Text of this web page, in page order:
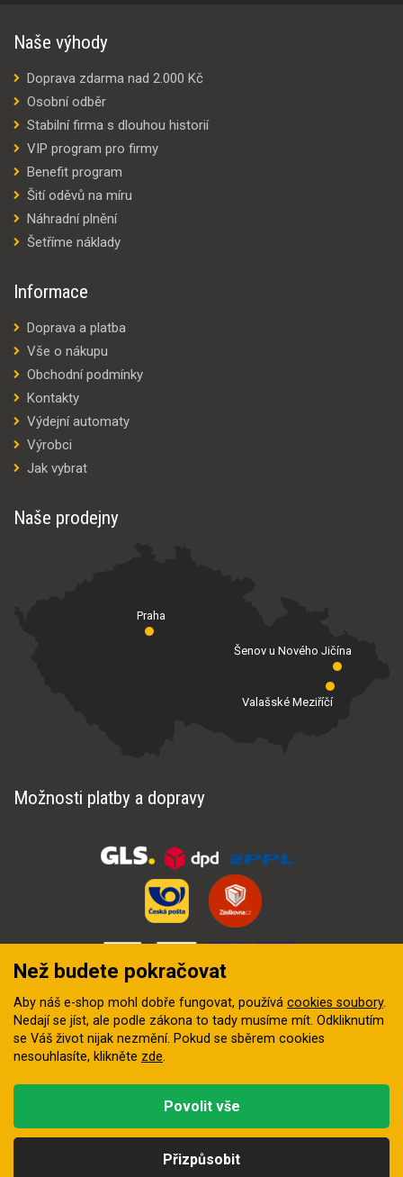
Naše výhody
Doprava zdarma nad 2.000 Kč
Osobní odběr
Stabilní firma s dlouhou historií
VIP program pro firmy
Benefit program
Šití oděvů na míru
Náhradní plnění
Šetříme náklady
Informace
Doprava a platba
Vše o nákupu
Obchodní podmínky
Kontakty
Výdejní automaty
Výrobci
Jak vybrat
Naše prodejny
Praha
Valašské Meziříčí
Šenov u Nového Jičína
Možnosti platby a dopravy
digitální agentura FEO
Než budete pokračovat
Aby náš e-shop mohl dobře fungovat, používá cookies soubory.
Nedají se jíst, ale podle zákona to tady musíme mít. Odkliknutím
se Váš život nijak nezmění. Pokud se sběrem cookies
nesouhlasíte, klikněte zde.
Přizpůsobit
Povolit vše